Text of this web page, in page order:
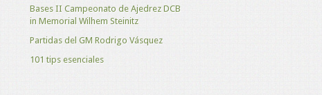
Bases II Campeonato de Ajedrez DCB
in Memorial Wilhem Steinitz
Partidas del GM Rodrigo Vásquez
101 tips esenciales